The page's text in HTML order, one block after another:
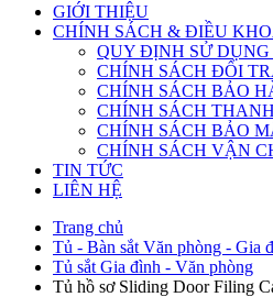
GIỚI THIỆU
CHÍNH SÁCH & ĐIỀU
QUY ĐỊNH SỬ DỤNG
CHÍNH SÁCH ĐỔI
CHÍNH SÁCH BẢO
CHÍNH SÁCH
CHÍNH SÁCH BẢO
CHÍNH SÁCH VẬN
TIN TỨC
LIÊN HỆ
Trang chủ
Tủ - Bàn sắt Văn phòng - Gia
Tủ sắt Gia đình - Văn phòng
Tủ hồ sơ Sliding Door Filing